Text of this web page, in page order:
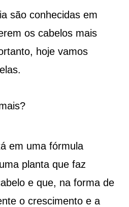
são conhecidas em
os cabelos mais
hoje vamos
em uma fórmula
planta que faz
e que, na forma de
o crescimento e a